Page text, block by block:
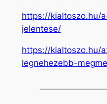
https://kialtoszo.hu/
jelentese/
https://kialtoszo.hu/
legnehezebb-